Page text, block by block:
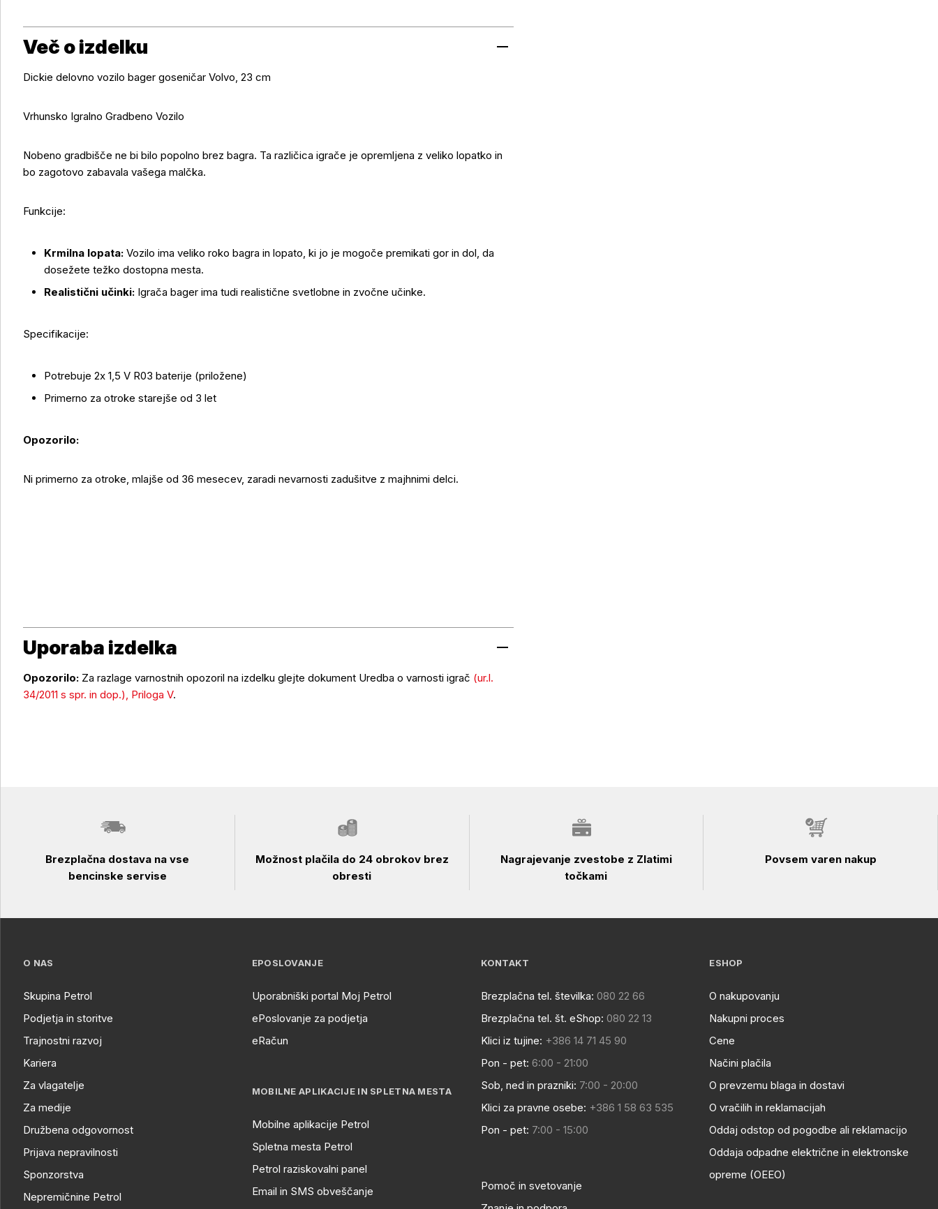
Več o izdelku
Več o izdelku
Dickie delovno vozilo bager goseničar Volvo, 23 cm
Vrhunsko Igralno Gradbeno Vozilo
Nobeno gradbišče ne bi bilo popolno brez bagra. Ta različica igrače je opremljena z veliko lopatko in
bo zagotovo zabavala vašega malčka.
Funkcije:
Krmilna lopata: Vozilo ima veliko roko bagra in lopato, ki jo je mogoče premikati gor in dol, da
dosežete težko dostopna mesta.
Realistični učinki: Igrača bager ima tudi realistične svetlobne in zvočne učinke.
Specifikacije:
Potrebuje 2x 1,5 V R03 baterije (priložene)
Primerno za otroke starejše od 3 let
Opozorilo:
Ni primerno za otroke, mlajše od 36 mesecev, zaradi nevarnosti zadušitve z majhnimi delci.
Uporaba izdelka
Uporaba izdelka
Opozorilo: Za razlage varnostnih opozoril na izdelku glejte dokument Uredba o varnosti igrač (ur.l.
34/2011 s spr. in dop.), Priloga V.
Brezplačna dostava na vse
bencinske servise
Možnost plačila do 24 obrokov brez
obresti
Nagrajevanje zvestobe z Zlatimi
točkami
Povsem varen nakup
O NAS
Skupina Petrol
Podjetja in storitve
Trajnostni razvoj
Kariera
Za vlagatelje
Za medije
Družbena odgovornost
Prijava nepravilnosti
Sponzorstva
Nepremičnine Petrol
EPOSLOVANJE
Uporabniški portal Moj Petrol
ePoslovanje za podjetja
eRačun
MOBILNE APLIKACIJE IN SPLETNA MESTA
Mobilne aplikacije Petrol
Spletna mesta Petrol
Petrol raziskovalni panel
Email in SMS obveščanje
KONTAKT
Brezplačna tel. številka: 080 22 66
Brezplačna tel. št. eShop: 080 22 13
Klici iz tujine: +386 14 71 45 90
Pon - pet: 6:00 - 21:00
Sob, ned in prazniki: 7:00 - 20:00
Klici za pravne osebe: +386 1 58 63 535
Pon - pet: 7:00 - 15:00
Pomoč in svetovanje
ESHOP
O nakupovanju
Nakupni proces
Cene
Načini plačila
O prevzemu blaga in dostavi
O vračilih in reklamacijah
Oddaj odstop od pogodbe ali reklamacijo
Oddaja odpadne električne in elektronske
opreme (OEEO)